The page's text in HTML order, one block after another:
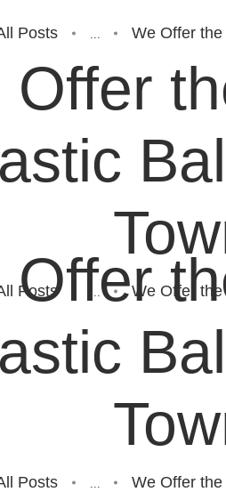
Posts We Offer
Offer
Posts We Offer
Offer
Posts We Offer